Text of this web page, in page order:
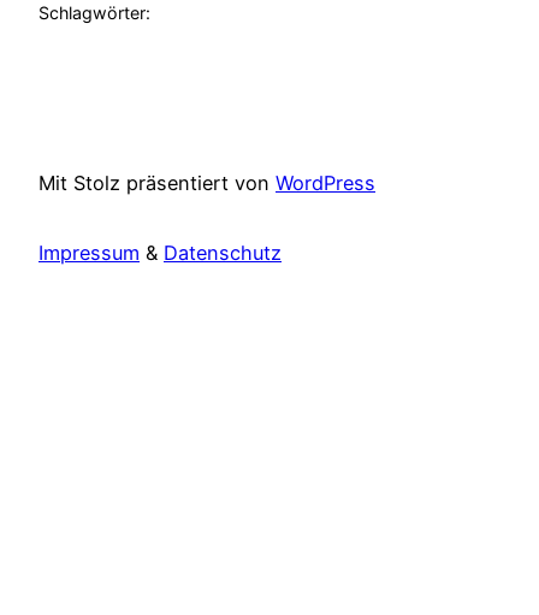
Schlagwörter:
Mit Stolz präsentiert von WordPress
Impressum & Datenschutz